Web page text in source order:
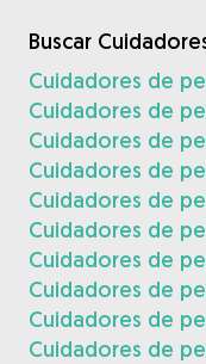
Buscar
Cuidadores de
Cuidadores de
Cuidadores de
Cuidadores de
Cuidadores de
Cuidadores de
Cuidadores de
Cuidadores de
Cuidadores de
Cuidadores de